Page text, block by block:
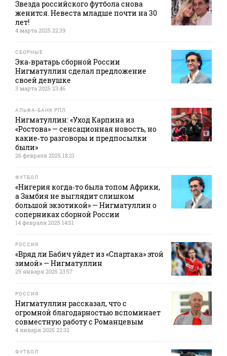
Звезда российского футбола снова
женится. Невеста младше почти на 30
лет!
4 марта 2025 22:39
СБОРНЫЕ
Эка‑вратарь сборной России
Нигматуллин сделал предложение
своей девушке
3 марта 2025 23:46
АЛЬФА-БАНК РПЛ
Нигматуллин: «Уход Карпина из
«Ростова» — сенсационная новость, но
какие‑то разговоры и предпосылки
были»
26 февраля 2025 18:21
ФУТБОЛ
«Нигерия когда‑то была топом Африки,
а Замбия не выглядит слишком
большой экзотикой» — Нигматуллин о
соперниках сборной России
14 февраля 2025 14:51
РОССИЯ
«Вряд ли Бабич уйдет из «Спартака» этой
зимой» — Нигматуллин
29 января 2025 23:57
РОССИЯ
Нигматуллин рассказал, что с
огромной благодарностью вспоминает
совместную работу с Романцевым
4 января 2025 22:32
ФУТБОЛ